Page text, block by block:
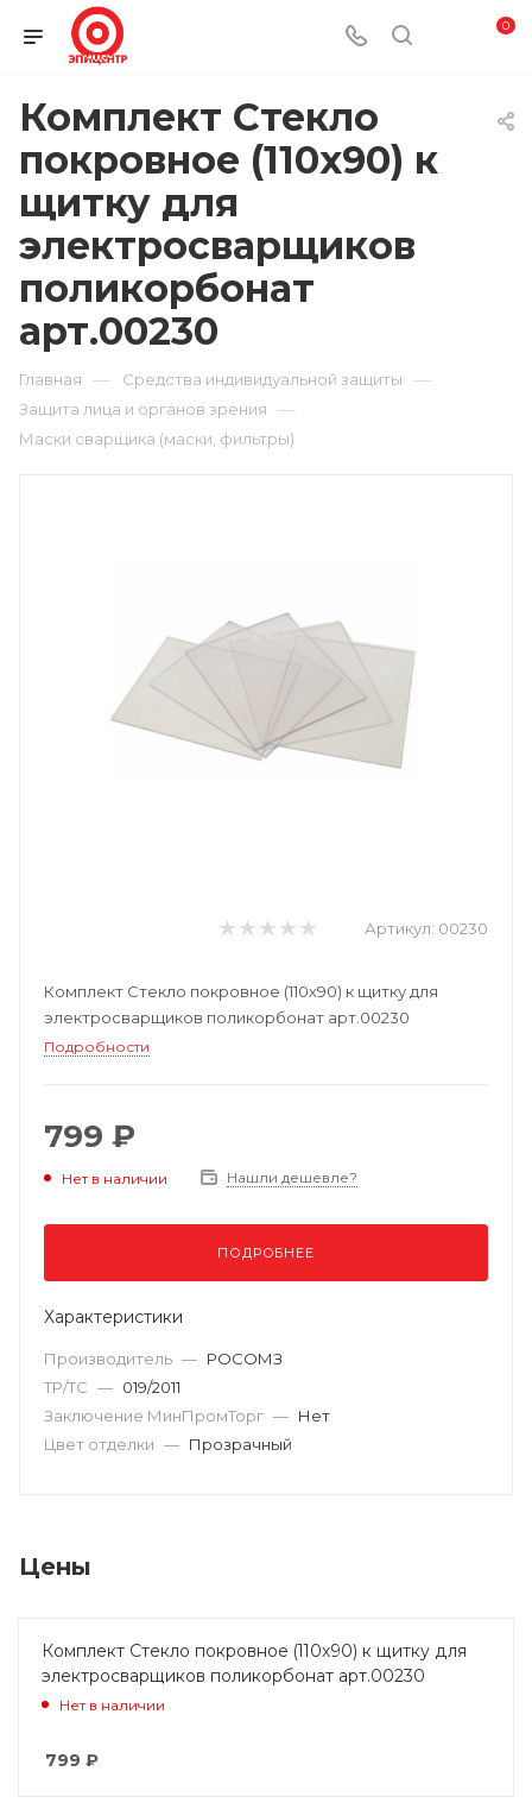
0
Комплект Стекло
покровное (110х90) к
щитку для
электросварщиков
поликорбонат
арт.00230
Главная — Средства индивидуальной защиты —
Защита лица и органов зрения —
Маски сварщика (маски, фильтры)
Артикул: 00230
Комплект Стекло покровное (110х90) к щитку для
электросварщиков поликорбонат арт.00230
Подробности
799 ₽
Нет в наличии Нашли дешевле?
ПОДРОБНЕЕ
Характеристики
Производитель — РОСОМЗ
ТР/ТС — 019/2011
Заключение МинПромТорг — Нет
Цвет отделки — Прозрачный
Цены
Комплект Стекло покровное (110х90) к щитку для
электросварщиков поликорбонат арт.00230
Нет в наличии
799 ₽